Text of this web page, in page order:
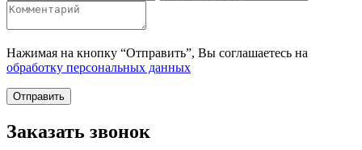
Нажимая на кнопку “Отправить”, Вы соглашаетесь на
обработку персональных данных
Отправить
Заказать звонок